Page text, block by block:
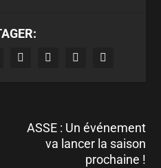
ASSE : Un événement
va lancer la saison
prochaine !